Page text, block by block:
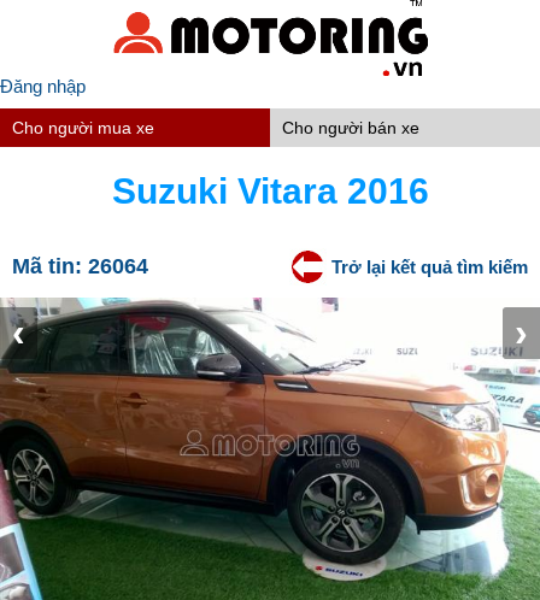
Đăng nhập
Cho người mua xe Cho người bán xe
Suzuki Vitara 2016
Mã tin: 26064 Trở lại kết quả tìm kiếm
‹ ›